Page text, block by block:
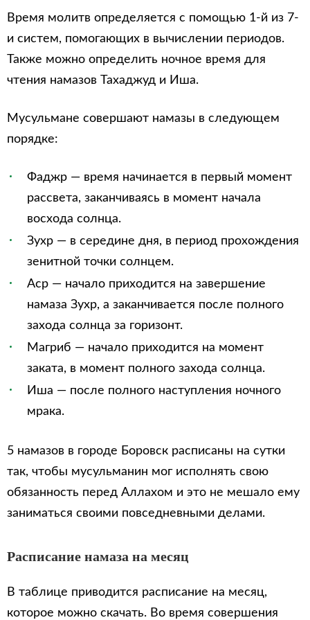
Время молитв определяется с помощью 1-й из 7-
и систем, помогающих в вычислении периодов.
Также можно определить ночное время для
чтения намазов Тахаджуд и Иша.
Мусульмане совершают намазы в следующем
порядке:
Фаджр — время начинается в первый момент
рассвета, заканчиваясь в момент начала
восхода солнца.
Зухр — в середине дня, в период прохождения
зенитной точки солнцем.
Аср — начало приходится на завершение
намаза Зухр, а заканчивается после полного
захода солнца за горизонт.
Магриб — начало приходится на момент
заката, в момент полного захода солнца.
Иша — после полного наступления ночного
мрака.
5 намазов в городе Боровск расписаны на сутки
так, чтобы мусульманин мог исполнять свою
обязанность перед Аллахом и это не мешало ему
заниматься своими повседневными делами.
Расписание намаза на месяц
В таблице приводится расписание на месяц,
которое можно скачать. Во время совершения